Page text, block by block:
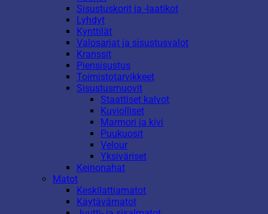
Sisustuskorit ja -laatikot
Lyhdyt
Kynttilät
Valosarjat ja sisustusvalot
Kranssit
Piensisustus
Toimistotarvikkeet
Sisustusmuovit
Staattiset kalvot
Kuviolliset
Marmori ja kivi
Puukuosit
Velour
Yksiväriset
Keinonahat
Matot
Keskilattiamatot
Käytävämatot